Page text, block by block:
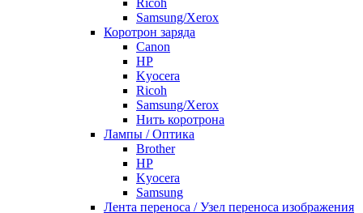
Samsung/Xerox
Коротрон заряда
Canon
HP
Kyocera
Ricoh
Samsung/Xerox
Нить коротрона
Лампы / Оптика
Brother
HP
Kyocera
Samsung
Лента переноса / Узел переноса изображения